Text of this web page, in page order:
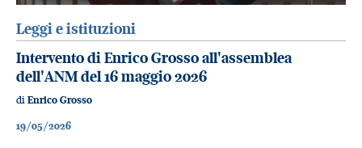
Leggi e istituzioni
Intervento di Enrico Grosso all'assemblea
dell'ANM del 16 maggio 2026
di Enrico Grosso
19/05/2026